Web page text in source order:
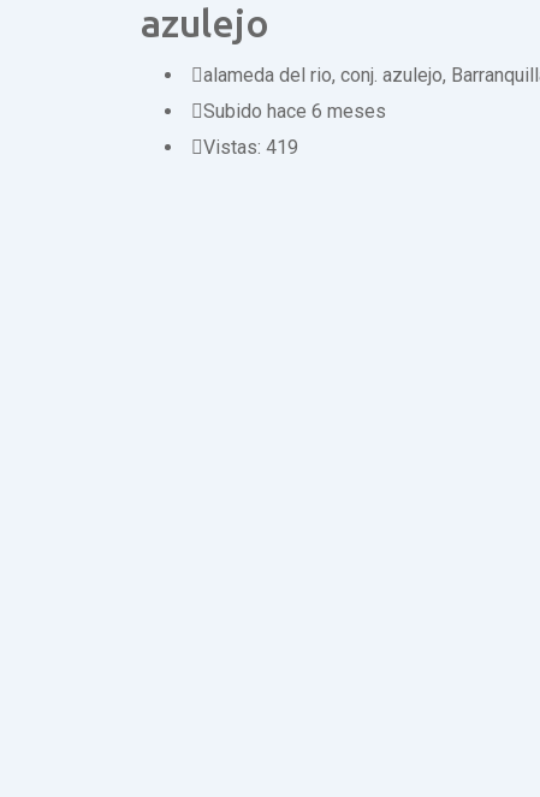
azulejo
alameda del rio, conj. azulejo,
Subido hace 6 meses
Vistas: 419